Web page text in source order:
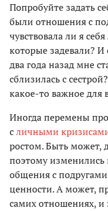
Попробуйте задать
были отношения с
чувствовала ли я
которые задевали?
два года назад мне
сблизилась с сестрой?
какое-то важное для
Иногда перемены
сличными
ростом. Быть может,
поэтому
общения с
ценности. А может,
самих отношениях, и